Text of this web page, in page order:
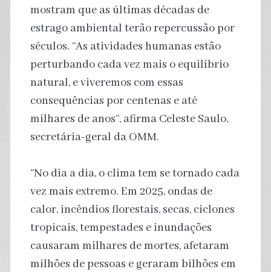
mostram que as últimas décadas de
estrago ambiental terão repercussão por
séculos. “As atividades humanas estão
perturbando cada vez mais o equilíbrio
natural, e viveremos com essas
consequências por centenas e até
milhares de anos”, afirma Celeste Saulo,
secretária-geral da OMM.
“No dia a dia, o clima tem se tornado cada
vez mais extremo. Em 2025, ondas de
calor, incêndios florestais, secas, ciclones
tropicais, tempestades e inundações
causaram milhares de mortes, afetaram
milhões de pessoas e geraram bilhões em